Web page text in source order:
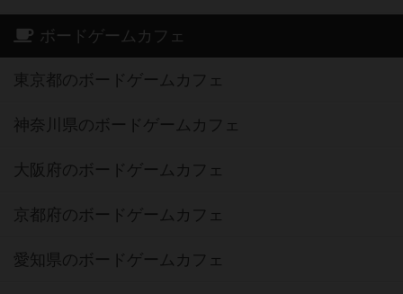
ボードゲームカフェ
東京都のボードゲームカフェ
神奈川県のボードゲームカフェ
大阪府のボードゲームカフェ
京都府のボードゲームカフェ
愛知県のボードゲームカフェ